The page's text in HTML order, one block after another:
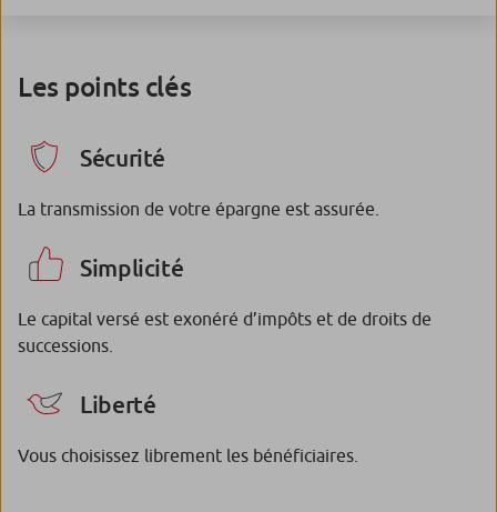
Les points clés
Sécurité
La transmission de votre épargne est assurée.
Simplicité
Le capital versé est exonéré d’impôts et de droits de
successions.
Liberté
Vous choisissez librement les bénéficiaires.